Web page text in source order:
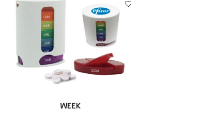
LEER MÁS
WEEK